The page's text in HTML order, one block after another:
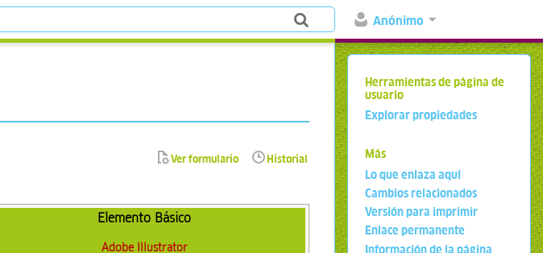
Anónimo
Ver formulario Historial
Elemento Básico
Adobe Illustrator
Herramientas de página de
usuario
Explorar propiedades
Más
Lo que enlaza aquí
Cambios relacionados
Versión para imprimir
Enlace permanente
Información de la página